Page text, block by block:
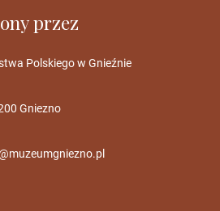
przez
Polskiego w Gnieźnie
Gniezno